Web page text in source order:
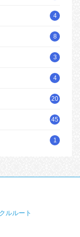
4
8
3
4
20
45
1
ルルート